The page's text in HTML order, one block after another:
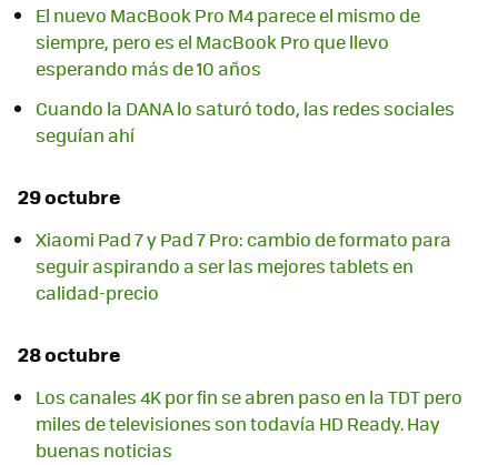
El nuevo MacBook Pro M4 parece el mismo de
siempre, pero es el MacBook Pro que llevo
esperando más de 10 años
Cuando la DANA lo saturó todo, las redes sociales
seguían ahí
29 octubre
Xiaomi Pad 7 y Pad 7 Pro: cambio de formato para
seguir aspirando a ser las mejores tablets en
calidad-precio
28 octubre
Los canales 4K por fin se abren paso en la TDT pero
miles de televisiones son todavía HD Ready. Hay
buenas noticias